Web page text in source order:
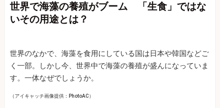
世界で海藻の養殖がブーム 「生食」ではな
いその用途とは？
世界のなかで、海藻を食用にしている国は日本や韓国などご
く一部。しかし今、世界中で海藻の養殖が盛んになっていま
す。一体なぜでしょうか。
（アイキャッチ画像提供：PhotoAC）